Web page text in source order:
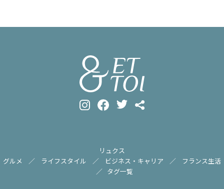
リュクス
グルメ
ライフスタイル ビジネス・キャリア
フランス生活
タグ一覧